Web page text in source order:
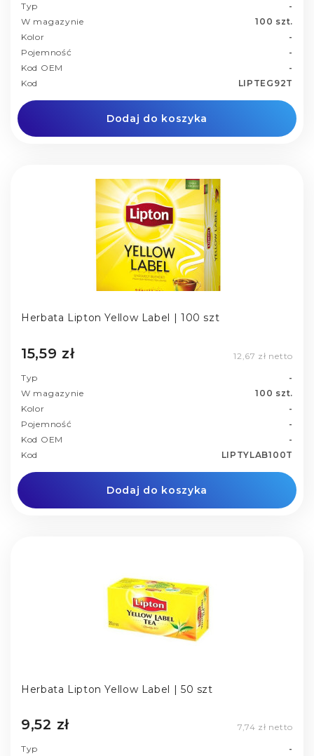
Typ
-
W magazynie
100 szt.
Kolor
-
Pojemność
-
Kod OEM
-
Kod
LIPTEG92T
Dodaj do koszyka
Herbata Lipton Yellow Label | 100 szt
15,59 zł 12,67 zł netto
Typ
-
W magazynie
100 szt.
Kolor
-
Pojemność
-
Kod OEM
-
Kod
LIPTYLAB100T
Dodaj do koszyka
Herbata Lipton Yellow Label | 50 szt
9,52 zł 7,74 zł netto
Typ
-